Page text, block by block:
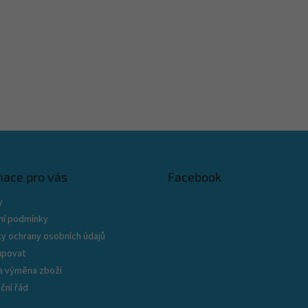
pro vás
podmínky
ochrany osobních údajů
výměna zboží
řád
Facebook